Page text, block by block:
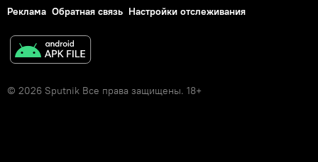
Реклама Обратная связь Настройки отслеживания
© 2026 Sputnik Все права защищены. 18+